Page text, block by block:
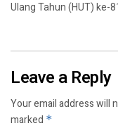
Ulang Tahun (HUT) ke-
Leave a Reply
Your email address will
marked *